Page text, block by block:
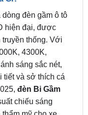
hiện đại, được
truyền thống. Với
4300K,
sáng sắc nét,
và sở thích cá
đèn Bi Gầm
chiếu sáng
mỹ cho xe.